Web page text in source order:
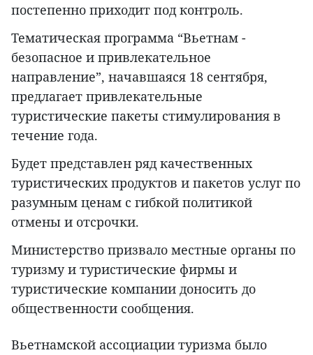
постепенно приходит под контроль.
Тематическая программа “Вьетнам -
безопасное и привлекательное
направление”, начавшаяся 18 сентября,
предлагает привлекательные
туристические пакеты стимулирования в
течение года.
Будет представлен ряд качественных
туристических продуктов и пакетов услуг по
разумным ценам с гибкой политикой
отмены и отсрочки.
Министерство призвало местные органы по
туризму и туристические фирмы и
туристические компании доносить до
общественности сообщения.
Вьетнамской ассоциации туризма было